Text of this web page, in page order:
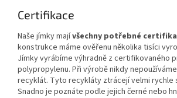
Certifikace
Naše jímky majívšechny potřebné
konstrukce máme ověřenu několika tisíci
Jímky vyrábíme výhradně z certifikovaného
polypropylenu. Při výrobě nikdy
recyklát. Tyto recykláty ztrácejí velmi rychle
Snadno je poznáte podle jejich černé nebo